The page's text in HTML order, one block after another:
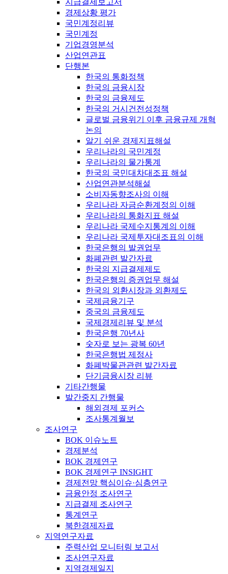
지급결제보고서
경제상황 평가
국민계정리뷰
국민계정
기업경영분석
산업연관표
단행본
한국의 통화정책
한국의 금융시장
한국의 금융제도
한국의 거시건전성정책
글로벌 금융위기 이후 금융규제 개혁
논의
알기 쉬운 경제지표해설
우리나라의 국민계정
우리나라의 물가통계
한국의 국민대차대조표 해설
산업연관분석해설
소비자동향조사의 이해
우리나라 자금순환계정의 이해
우리나라의 통화지표 해설
우리나라 국제수지통계의 이해
우리나라 국제투자대조표의 이해
한국은행의 발권업무
화폐관련 발간자료
한국의 지급결제제도
한국은행의 증권업무 해설
한국의 외환시장과 외환제도
국제금융기구
중국의 금융제도
국제경제리뷰 및 분석
한국은행 70년사
숫자로 보는 광복 60년
한국은행법 제정사
화폐박물관관련 발간자료
단기금융시장 리뷰
기타간행물
발간중지 간행물
해외경제 포커스
조사통계월보
조사연구
BOK 이슈노트
경제분석
BOK 경제연구
BOK 경제연구 INSIGHT
경제전망 핵심이슈·심층연구
금융안정 조사연구
지급결제 조사연구
통계연구
북한경제자료
지역연구자료
주력산업 모니터링 보고서
조사연구자료
지역경제일지